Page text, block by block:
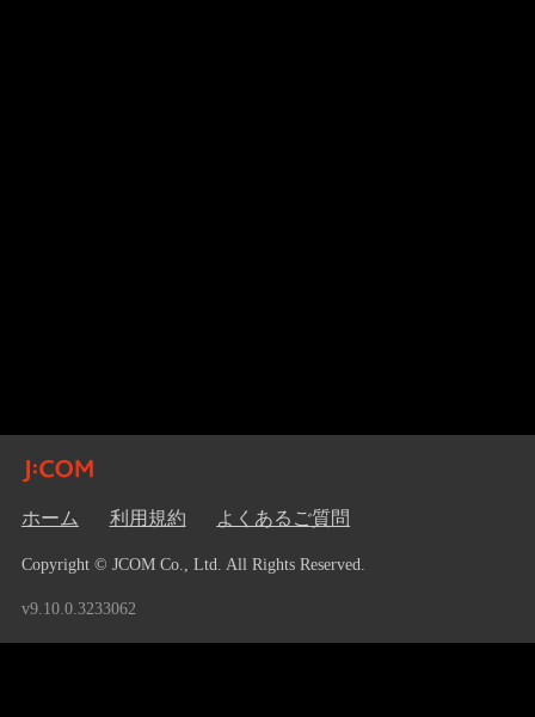
ホーム 利用規約 よくあるご質問
Copyright © JCOM Co., Ltd. All Rights Reserved.
v9.10.0.3233062